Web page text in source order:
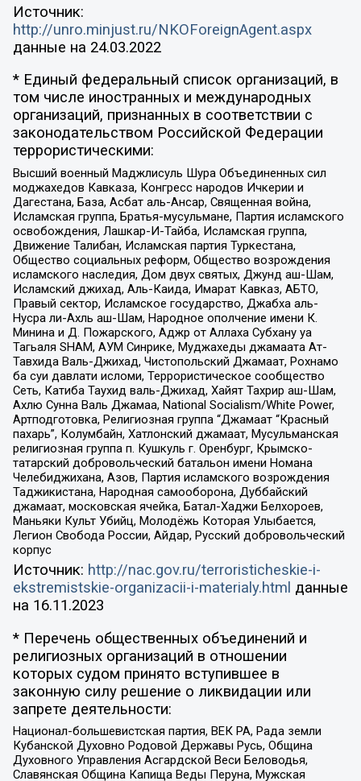
Источник:
http://unro.minjust.ru/NKOForeignAgent.aspx
данные на 24.03.2022
* Единый федеральный список организаций, в
том числе иностранных и международных
организаций, признанных в соответствии с
законодательством Российской Федерации
террористическими:
Высший военный Маджлисуль Шура Объединенных сил
моджахедов Кавказа, Конгресс народов Ичкерии и
Дагестана, База, Асбат аль-Ансар, Священная война,
Исламская группа, Братья-мусульмане, Партия исламского
освобождения, Лашкар-И-Тайба, Исламская группа,
Движение Талибан, Исламская партия Туркестана,
Общество социальных реформ, Общество возрождения
исламского наследия, Дом двух святых, Джунд аш-Шам,
Исламский джихад, Аль-Каида, Имарат Кавказ, АБТО,
Правый сектор, Исламское государство, Джабха аль-
Нусра ли-Ахль аш-Шам, Народное ополчение имени К.
Минина и Д. Пожарского, Аджр от Аллаха Субхану уа
Тагьаля SHAM, АУМ Синрике, Муджахеды джамаата Ат-
Тавхида Валь-Джихад, Чистопольский Джамаат, Рохнамо
ба суи давлати исломи, Террористическое сообщество
Сеть, Катиба Таухид валь-Джихад, Хайят Тахрир аш-Шам,
Ахлю Сунна Валь Джамаа, National Socialism/White Power,
Артподготовка, Религиозная группа “Джамаат “Красный
пахарь”, Колумбайн, Хатлонский джамаат, Мусульманская
религиозная группа п. Кушкуль г. Оренбург, Крымско-
татарский добровольческий батальон имени Номана
Челебиджихана, Азов, Партия исламского возрождения
Таджикистана, Народная самооборона, Дуббайский
джамаат, московская ячейка, Батал-Хаджи Белхороев,
Маньяки Культ Убийц, Молодёжь Которая Улыбается,
Легион Свобода России, Айдар, Русский добровольческий
корпус
Источник: http://nac.gov.ru/terroristicheskie-i-
ekstremistskie-organizacii-i-materialy.html данные
на 16.11.2023
* Перечень общественных объединений и
религиозных организаций в отношении
которых судом принято вступившее в
законную силу решение о ликвидации или
запрете деятельности:
Национал-большевистская партия, ВЕК РА, Рада земли
Кубанской Духовно Родовой Державы Русь, Община
Духовного Управления Асгардской Веси Беловодья,
Славянская Община Капища Веды Перуна, Мужская